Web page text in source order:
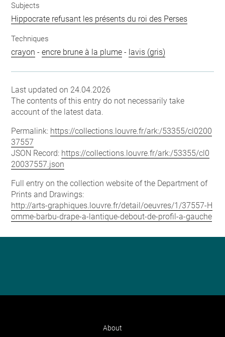
Subjects
Hippocrate refusant les présents du roi des Perses
Techniques
crayon -encre brune à la plume - lavis (gris)
Last updated on 24.04.2026
The contents of this entry do not necessarily take
account of the latest data.
Permalink: https://collections.louvre.fr/ark:/53355/cl0200
37557
JSON Record: https://collections.louvre.fr/ark:/53355/cl0
20037557.json
Full entry on the collection website of the Department of
Prints and Drawings:
http://arts-graphiques.louvre.fr/detail/oeuvres/1/37557-H
omme-barbu-drape-a-lantique-debout-de-profil-a-gauche
About